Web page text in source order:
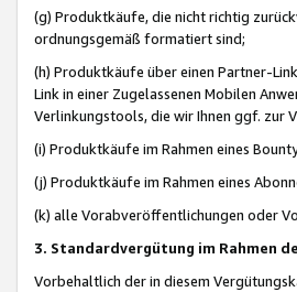
(g) Produktkäufe, die nicht richtig
ordnungsgemäß formatiert sind;
(h) Produktkäufe über einen Partner-
Link in einer Zugelassenen Mobilen
Verlinkungstools, die wir Ihnen ggf. zur
(i) Produktkäufe im Rahmen eines
(j) Produktkäufe im Rahmen eines
(k) alle Vorabveröffentlichungen oder
3. Standardvergütung im Rahmen
Vorbehaltlich der in diesem